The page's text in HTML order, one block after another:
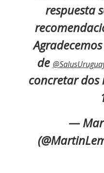
respuesta
de
concretar dos
—